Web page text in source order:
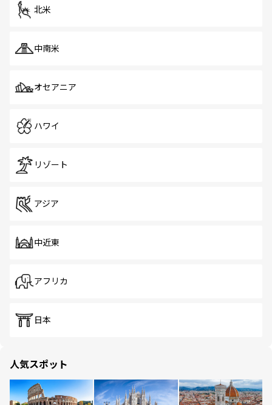
北米
中南米
オセアニア
ハワイ
リゾート
アジア
中近東
アフリカ
日本
人気スポット